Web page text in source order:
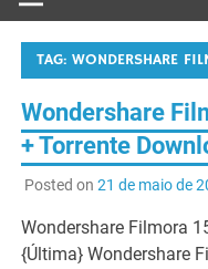
TAG:WONDERSHARE
Wondershare
+ Torrente
Posted on 21 de maio de
Wondershare Filmora
{Última} Wondershare